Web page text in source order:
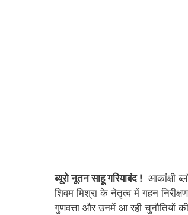
ब्यूरो नूतन साहू गरियाबंद ! आकांक्षी
शिवम मिश्रा के नेतृत्व में गहन
गुणवत्ता और उनमें आ रही चुनौतियों